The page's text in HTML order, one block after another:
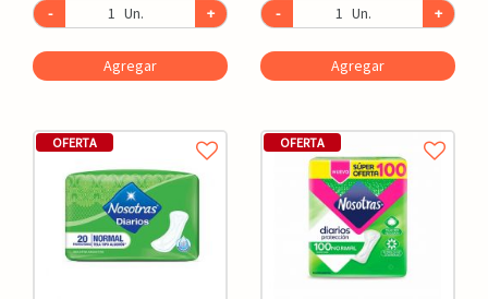
- Un. +
Agregar
-
Un. +
Agregar
OFERTA OFERTA